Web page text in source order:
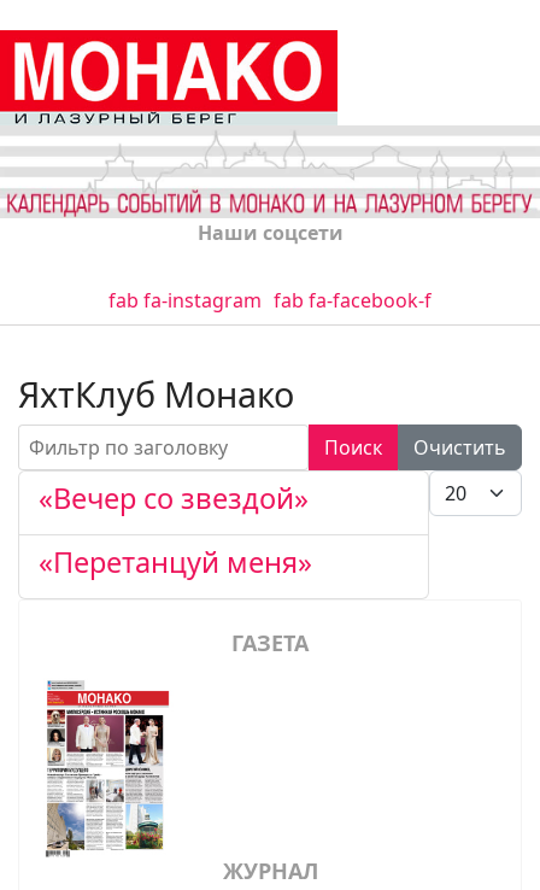
Наши соцсети
fab fa-instagram fab fa-facebook-f
ЯхтКлуб Монако
Фильтр по заголовку Поиск
Очистить
Кол-во
«Вечер со звездой»
«Перетанцуй меня»
ГАЗЕТА
ЖУРНАЛ